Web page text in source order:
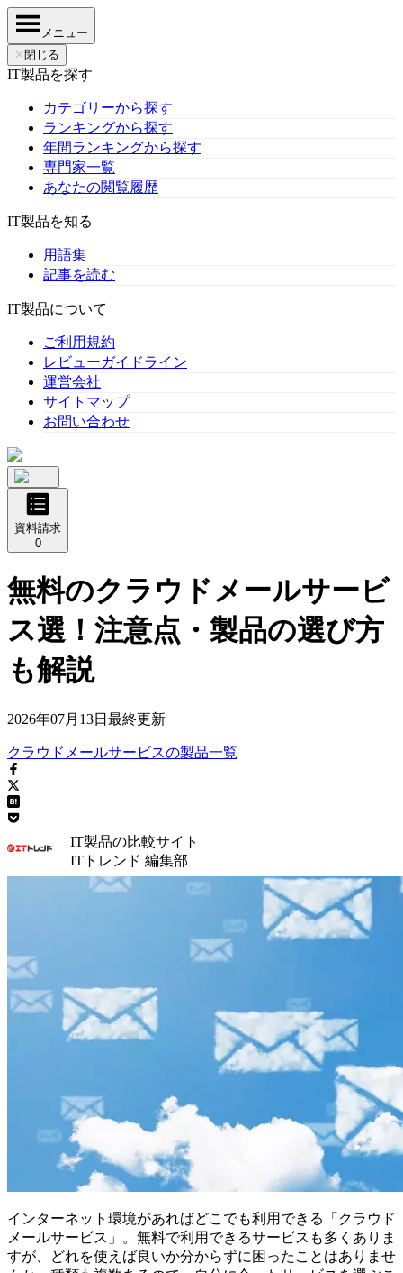
メニュー
✕ 閉じる
IT製品を探す
カテゴリーから探す
ランキングから探す
年間ランキングから探す
専門家一覧
あなたの閲覧履歴
IT製品を知る
用語集
記事を読む
IT製品について
ご利用規約
レビューガイドライン
運営会社
サイトマップ
お問い合わせ
資料請求
0
無料のクラウドメールサービ
ス選！注意点・製品の選び方
も解説
2026年07月13日 最終更新
クラウドメールサービスの製品一覧
IT製品の比較サイト
ITトレンド 編集部
インターネット環境があればどこでも利用できる「クラウド
メールサービス」。無料で利用できるサービスも多くありま
すが、どれを使えば良いか分からずに困ったことはありませ